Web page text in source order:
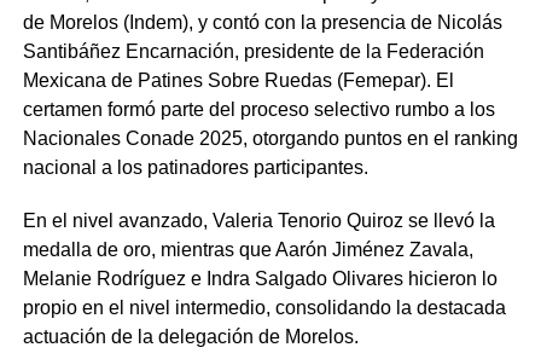
de Morelos (Indem), y contó con la presencia de Nicolás
Santibáñez Encarnación, presidente de la Federación
Mexicana de Patines Sobre Ruedas (Femepar). El
certamen formó parte del proceso selectivo rumbo a los
Nacionales Conade 2025, otorgando puntos en el ranking
nacional a los patinadores participantes.
En el nivel avanzado, Valeria Tenorio Quiroz se llevó la
medalla de oro, mientras que Aarón Jiménez Zavala,
Melanie Rodríguez e Indra Salgado Olivares hicieron lo
propio en el nivel intermedio, consolidando la destacada
actuación de la delegación de Morelos.